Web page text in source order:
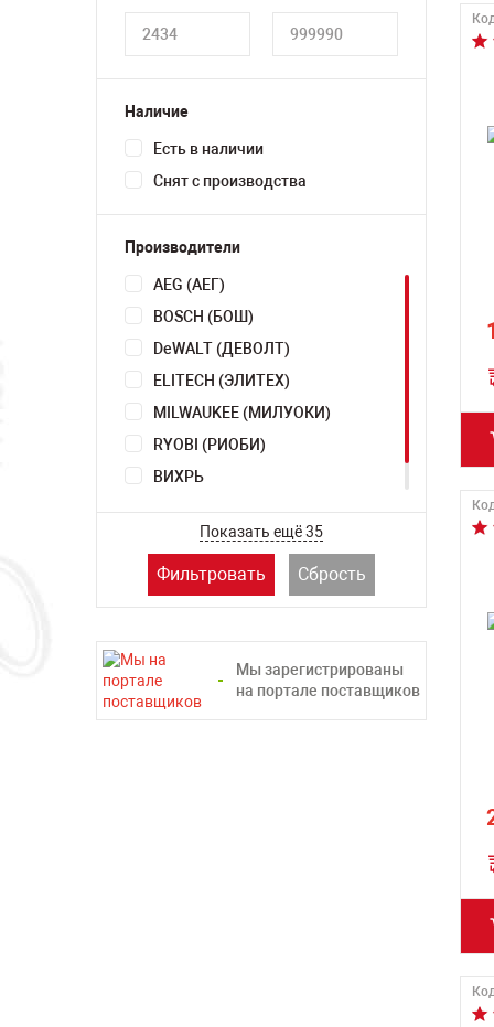
Наличие
Есть в наличии
Снят с производства
Производители
AEG (АЕГ)
BOSCH (БОШ)
DeWALT (ДЕВОЛТ)
ELITECH (ЭЛИТЕХ)
MILWAUKEE (МИЛУОКИ)
RYOBI (РИОБИ)
ВИХРЬ
ЗУБР
Показать ещё 35
Фильтровать Сбрость
Мы зарегистрированы
на портале поставщиков